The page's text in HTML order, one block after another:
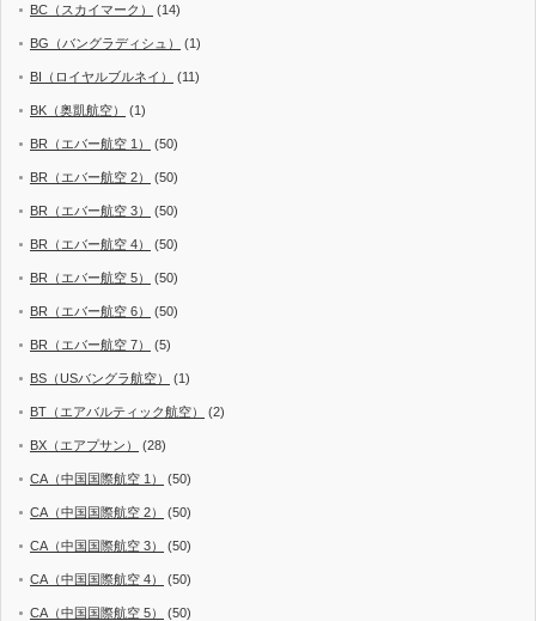
BC（スカイマーク） (14)
BG（バングラディシュ） (1)
BI（ロイヤルブルネイ） (11)
BK（奥凱航空） (1)
BR（エバー航空 1） (50)
BR（エバー航空 2） (50)
BR（エバー航空 3） (50)
BR（エバー航空 4） (50)
BR（エバー航空 5） (50)
BR（エバー航空 6） (50)
BR（エバー航空 7） (5)
BS（USバングラ航空） (1)
BT（エアバルティック航空） (2)
BX（エアプサン） (28)
CA（中国国際航空 1） (50)
CA（中国国際航空 2） (50)
CA（中国国際航空 3） (50)
CA（中国国際航空 4） (50)
CA（中国国際航空 5） (50)